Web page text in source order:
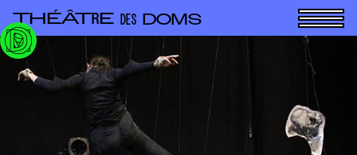
THÉÂTRE DES DOMS